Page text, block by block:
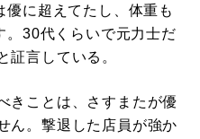
に超えてたし、体重も
。30代くらいで元力士だ
証言している。
きことは、さすまたが優
ん。撃退した店員が強か